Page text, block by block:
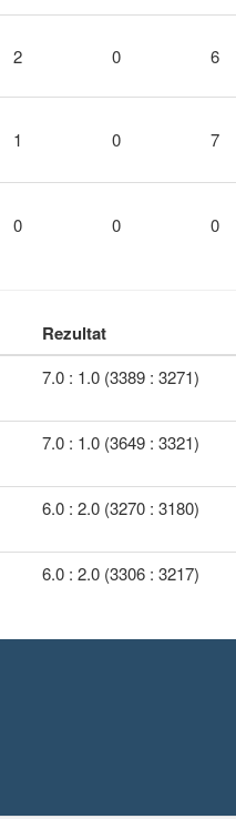
2 0 6
1 0 7
0 0 0
Rezultat
7.0 : 1.0 (3389 : 3271)
7.0 : 1.0 (3649 : 3321)
6.0 : 2.0 (3270 : 3180)
6.0 : 2.0 (3306 : 3217)